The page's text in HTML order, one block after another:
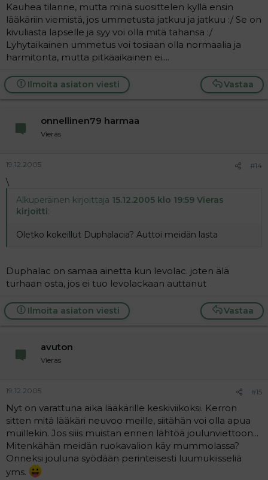
Kauhea tilanne, mutta minä suosittelen kyllä ensin
lääkäriin viemistä, jos ummetusta jatkuu ja jatkuu :/ Se on
kivuliasta lapselle ja syy voi olla mitä tahansa :/
Lyhytaikainen ummetus voi tosiaan olla normaalia ja
harmitonta, mutta pitkäaikainen ei....
Vastaa
Ilmoita asiaton viesti
onnellinen79 harmaa
Vieras
19.12.2005 #14
\
Alkuperäinen kirjoittaja 15.12.2005 klo 19:59 Vieras
kirjoitti:
Oletko kokeillut Duphalacia? Auttoi meidän lasta
Duphalac on samaa ainetta kun levolac. joten älä
turhaan osta, jos ei tuo levolackaan auttanut
Vastaa
Ilmoita asiaton viesti
avuton
Vieras
19.12.2005 #15
Nyt on varattuna aika lääkärille keskiviikoksi. Kerron
sitten mitä lääkäri neuvoo meille, siitähän voi olla apua
muillekin. Jos siiis muistan ennen lähtöä joulunviettoon...
Mitenkähän meidän ruokavalion käy mummolassa?
Onneksi jouluna syödään perinteisesti luumukiisseliä
yms.